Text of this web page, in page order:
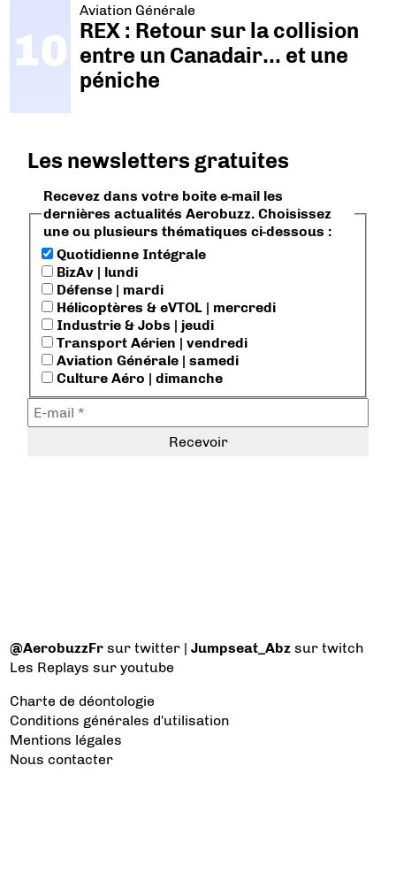
Aviation Générale
REX : Retour sur la collision
entre un Canadair… et une
péniche
Les newsletters gratuites
Recevez dans votre boite e-mail les
dernières actualités Aerobuzz. Choisissez
une ou plusieurs thématiques ci-dessous :
Quotidienne Intégrale
BizAv | lundi
Défense | mardi
Hélicoptères & eVTOL | mercredi
Industrie & Jobs | jeudi
Transport Aérien | vendredi
Aviation Générale | samedi
Culture Aéro | dimanche
@AerobuzzFr sur twitter |Jumpseat_Abz sur twitch
Les Replays sur youtube
Charte de déontologie
Conditions générales d'utilisation
Mentions légales
Nous contacter